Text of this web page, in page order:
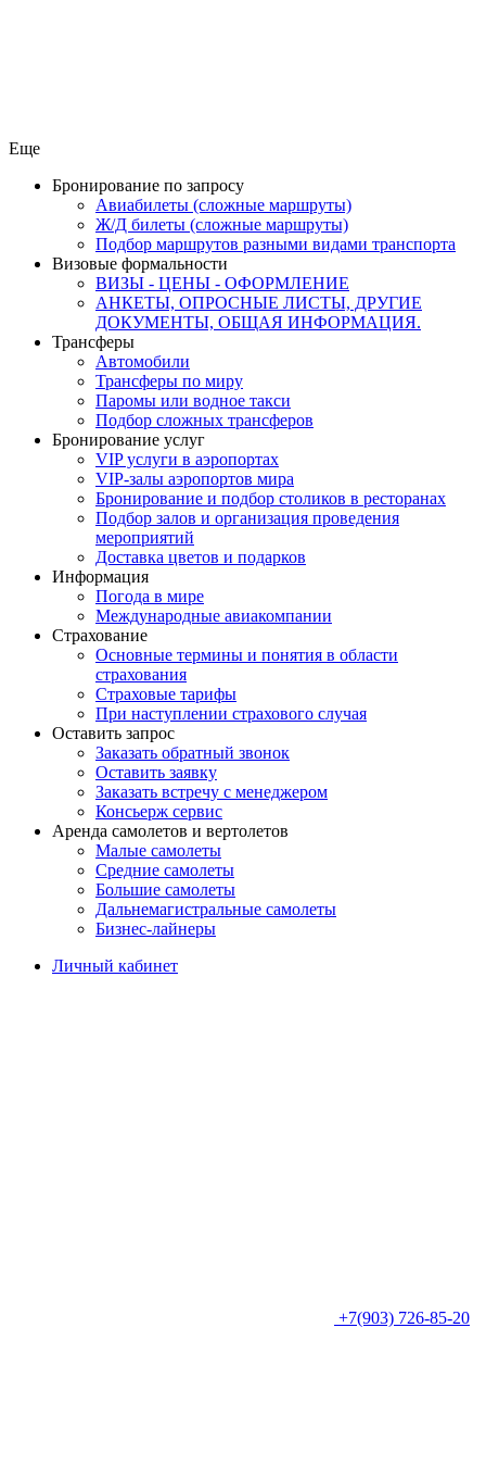
Еще
Бронирование по запросу
Авиабилеты (сложные маршруты)
Ж/Д билеты (сложные маршруты)
Подбор маршрутов разными видами транспорта
Визовые формальности
ВИЗЫ - ЦЕНЫ - ОФОРМЛЕНИЕ
АНКЕТЫ, ОПРОСНЫЕ ЛИСТЫ, ДРУГИЕ
ДОКУМЕНТЫ, ОБЩАЯ ИНФОРМАЦИЯ.
Трансферы
Автомобили
Трансферы по миру
Паромы или водное такси
Подбор сложных трансферов
Бронирование услуг
VIP услуги в аэропортах
VIP-залы аэропортов мира
Бронирование и подбор столиков в ресторанах
Подбор залов и организация проведения
мероприятий
Доставка цветов и подарков
Информация
Погода в мире
Международные авиакомпании
Страхование
Основные термины и понятия в области
страхования
Страховые тарифы
При наступлении страхового случая
Оставить запрос
Заказать обратный звонок
Оставить заявку
Заказать встречу с менеджером
Консьерж сервис
Аренда самолетов и вертолетов
Малые самолеты
Средние самолеты
Большие самолеты
Дальнемагистральные самолеты
Бизнес-лайнеры
Личный кабинет
+7(903) 726-85-20